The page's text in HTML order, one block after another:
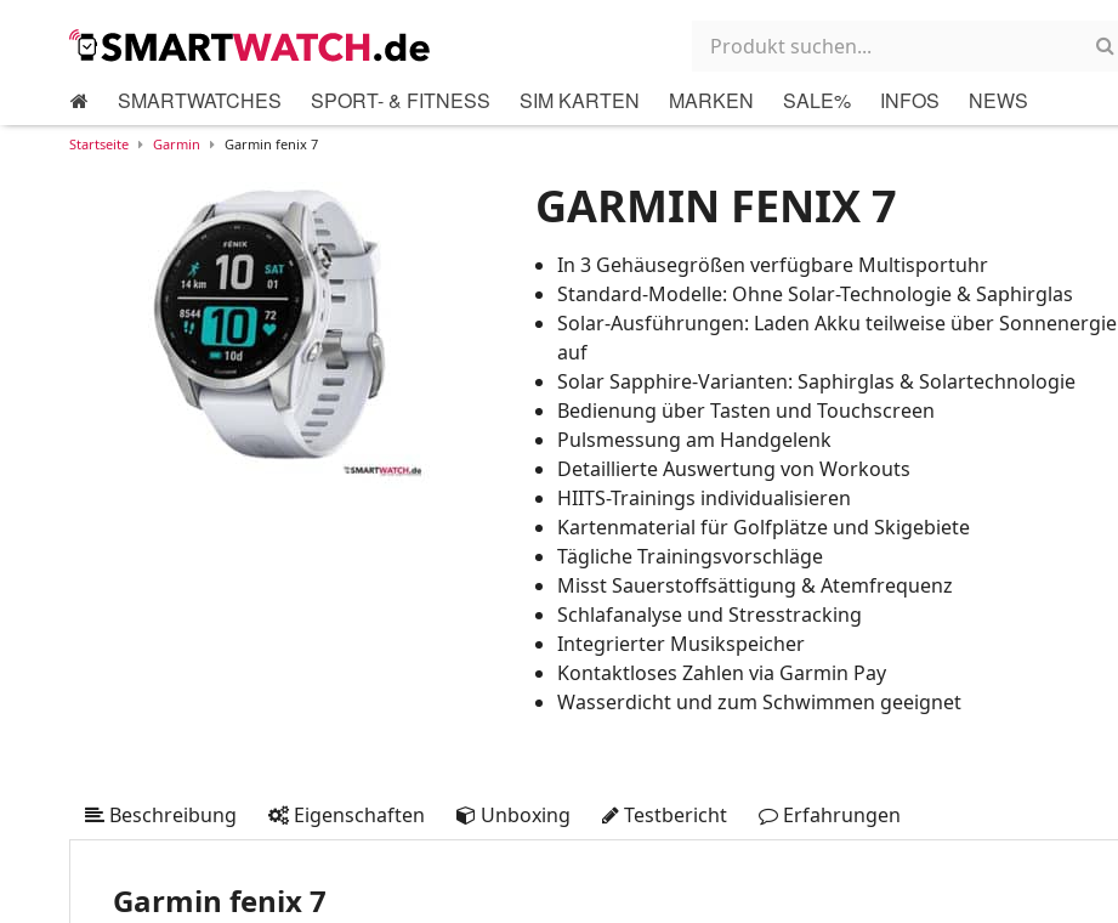
SMARTWATCHES SPORT- & FITNESS SIM KARTEN MARKEN SALE% INFOS NEWS
Startseite Garmin Garmin fenix 7
GARMIN FENIX 7
In 3 Gehäusegrößen verfügbare Multisportuhr
Standard-Modelle: Ohne Solar-Technologie & Saphirglas
Solar-Ausführungen: Laden Akku teilweise über Sonnenergie
auf
Solar Sapphire-Varianten: Saphirglas & Solartechnologie
Bedienung über Tasten und Touchscreen
Pulsmessung am Handgelenk
Detaillierte Auswertung von Workouts
HIITS-Trainings individualisieren
Kartenmaterial für Golfplätze und Skigebiete
Tägliche Trainingsvorschläge
Misst Sauerstoffsättigung & Atemfrequenz
Schlafanalyse und Stresstracking
Integrierter Musikspeicher
Kontaktloses Zahlen via Garmin Pay
Wasserdicht und zum Schwimmen geeignet
Beschreibung Eigenschaften Unboxing Testbericht Erfahrungen
Garmin fenix 7